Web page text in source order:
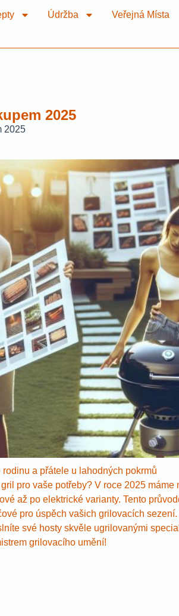
Údržba Veřejná Místa
2025
2025
a přátele u lahodných pokrmů
pro vaše potřeby? V roce 2025 máme
až po elektrické varianty. Tento
pro úspěch vašich grilovacích sezení.
své hosty skvěle ugrilovanými
grilovacího umění!